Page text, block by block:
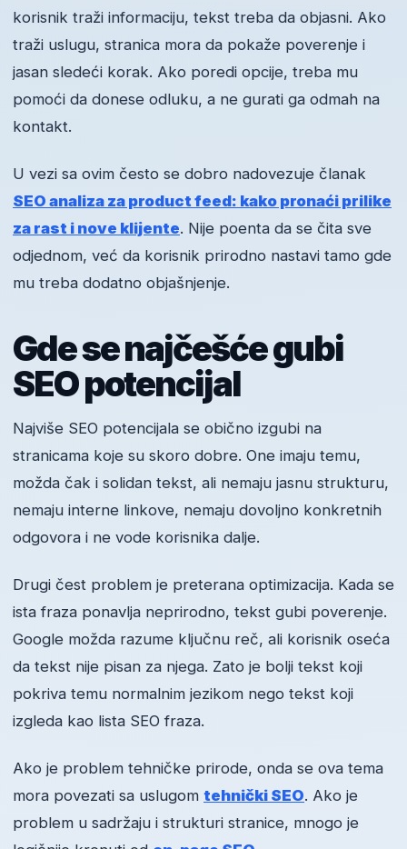
korisnik traži informaciju, tekst treba da objasni. Ako
traži uslugu, stranica mora da pokaže poverenje i
jasan sledeći korak. Ako poredi opcije, treba mu
pomoći da donese odluku, a ne gurati ga odmah na
kontakt.
U vezi sa ovim često se dobro nadovezuje članak
SEO analiza za product feed: kako pronaći prilike
za rast i nove klijente. Nije poenta da se čita sve
odjednom, već da korisnik prirodno nastavi tamo gde
mu treba dodatno objašnjenje.
Gde se najčešće gubi
SEO potencijal
Najviše SEO potencijala se obično izgubi na
stranicama koje su skoro dobre. One imaju temu,
možda čak i solidan tekst, ali nemaju jasnu strukturu,
nemaju interne linkove, nemaju dovoljno konkretnih
odgovora i ne vode korisnika dalje.
Drugi čest problem je preterana optimizacija. Kada se
ista fraza ponavlja neprirodno, tekst gubi poverenje.
Google možda razume ključnu reč, ali korisnik oseća
da tekst nije pisan za njega. Zato je bolji tekst koji
pokriva temu normalnim jezikom nego tekst koji
izgleda kao lista SEO fraza.
Ako je problem tehničke prirode, onda se ova tema
mora povezati sa uslugom tehnički SEO. Ako je
problem u sadržaju i strukturi stranice, mnogo je